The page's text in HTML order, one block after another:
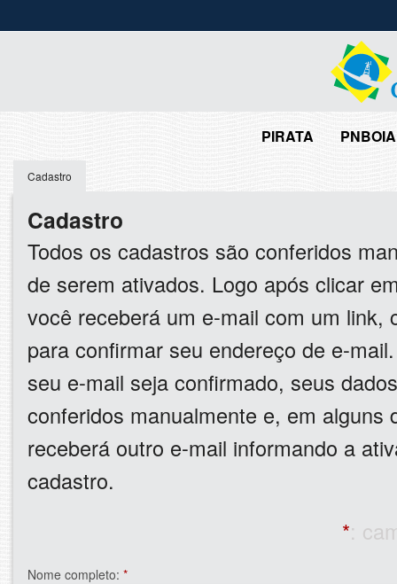
PIRATA PNBOIA
Cadastro
Cadastro
Todos os cadastros são conferidos
de serem ativados. Logo após clicar
você receberá um e-mail com um link,
para confirmar seu endereço de e-
seu e-mail seja confirmado, seus
conferidos manualmente e, em alguns
receberá outro e-mail informando a
cadastro.
*:
Nome completo: *